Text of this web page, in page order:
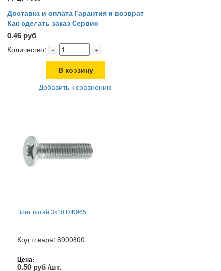
Доставка и оплата Гарантия и возврат
Как сделать заказ Сервис
0.46 руб
Количество: - +
В корзину
Добавить к сравнению
Винт потай 3х10 DIN965
Код товара: 6900800
Цена:
0.50 руб /шт.